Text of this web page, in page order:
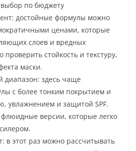
по бюджету
достойные формулы можно
ценами, которые
слоев и вредных
стойкость и текстуру,
маски.
здесь чаще
с более тонким покрытием и
увлажнением и защитой SPF.
версии, которые легко
в этот раз можно рассчитывать